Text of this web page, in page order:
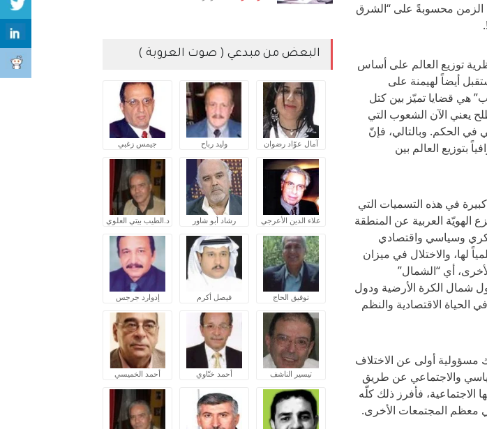
الزمن محسوبةً على “الشرق
توزيع العالم على أساس
أيضاً لهيمنة على
هي قضايا تميّز بين كتل
يعني الآن الشعوب التي
في الحكم. وبالتالي، فإنّ
بتوزيع العالم بين
في هذه التسميات التي
الهويّة العربية عن المنطقة
وسياسي واقتصادي
لها، والاختلال في ميزان
أي “الشمال”
شمال الكرة الأرضية ودول
الحياة الاقتصادية والنظم
مسؤولية أولى عن الاختلاف
والاجتماعي عن طريق
فأفرز ذلك كلّه
معظم المجتمعات الأخرى.
البعض من مبدعي ( صوت العروبة )
آمال عوّاد رضوان وليد رباح جيمس زغبي
علاء الدين الأعرجي رشاد أبو شاور د.الطيب بيتي العلوي
توفيق الحاج فيصل أكرم إدوارد جرجس
تيسير الناشف أحمد ختّاوي أحمد الخميسي